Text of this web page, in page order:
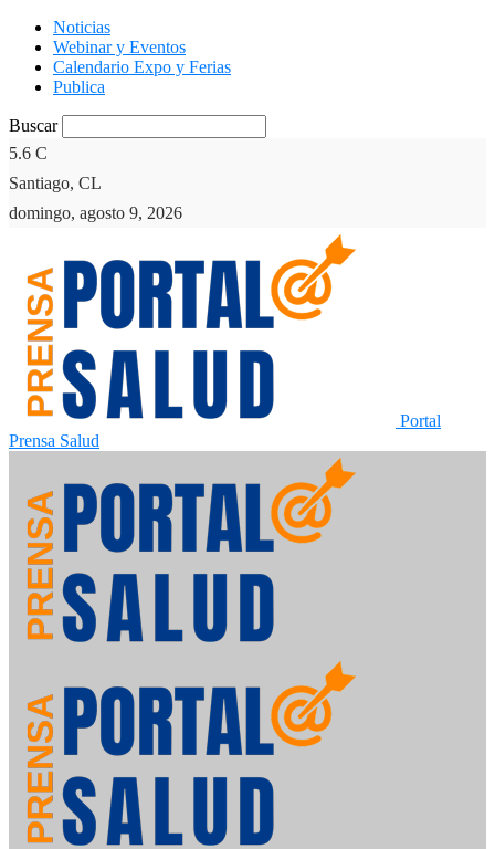
Noticias
Webinar y Eventos
Calendario Expo y Ferias
Publica
Buscar
5.6 C
Santiago, CL
domingo, agosto 9, 2026
Portal
Prensa Salud